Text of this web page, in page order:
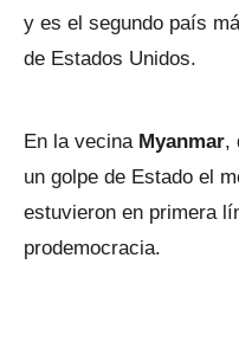
y es el segundo país
de Estados Unidos.
En la vecinaMyanmar,
un golpe de Estado el
estuvieron en primera
prodemocracia.